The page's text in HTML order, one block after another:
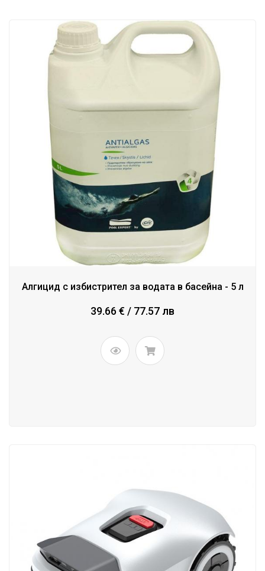
Алгицид с избистрител за водата в басейна - 5 л
39.66 € / 77.57 лв